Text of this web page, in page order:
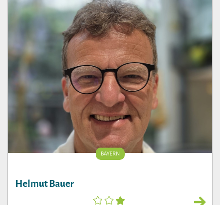
BAYERN
Helmut Bauer